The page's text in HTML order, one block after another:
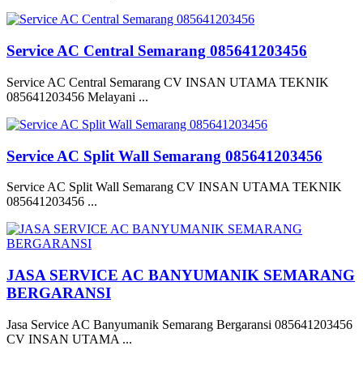
Service AC Central Semarang 085641203456
Service AC Central Semarang CV INSAN UTAMA TEKNIK
085641203456 Melayani ...
Service AC Split Wall Semarang 085641203456
Service AC Split Wall Semarang CV INSAN UTAMA TEKNIK
085641203456 ...
JASA SERVICE AC BANYUMANIK SEMARANG
BERGARANSI
Jasa Service AC Banyumanik Semarang Bergaransi 085641203456
CV INSAN UTAMA ...